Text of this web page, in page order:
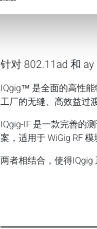
针对 802.11ad 和
IQgig™ 是全面的高性
工厂的无缝、高效益过
IQgig-IF 是一款完善的
案，适用于 WiGig RF
两者相结合，使得IQgig